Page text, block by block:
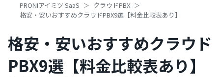
PRONIアイミツ SaaS
クラウドPBX
格安・安いおすすめクラウドPBX9選【料金比較表あり】
格安・安いおすすめクラウド
PBX9選【料金比較表あり】